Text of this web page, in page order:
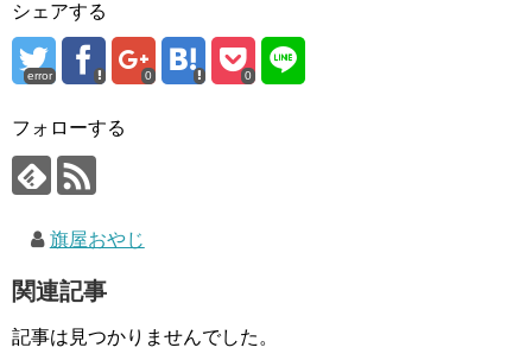
シェアする
error 0 0
フォローする
旗屋おやじ
関連記事
記事は見つかりませんでした。